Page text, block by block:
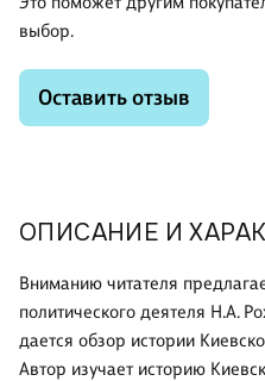
ОПИСАНИЕ И
Вниманию читателя
политического деятеля Н.А.
дается обзор истории
Автор изучает историю
выбор.
Оставить отзыв